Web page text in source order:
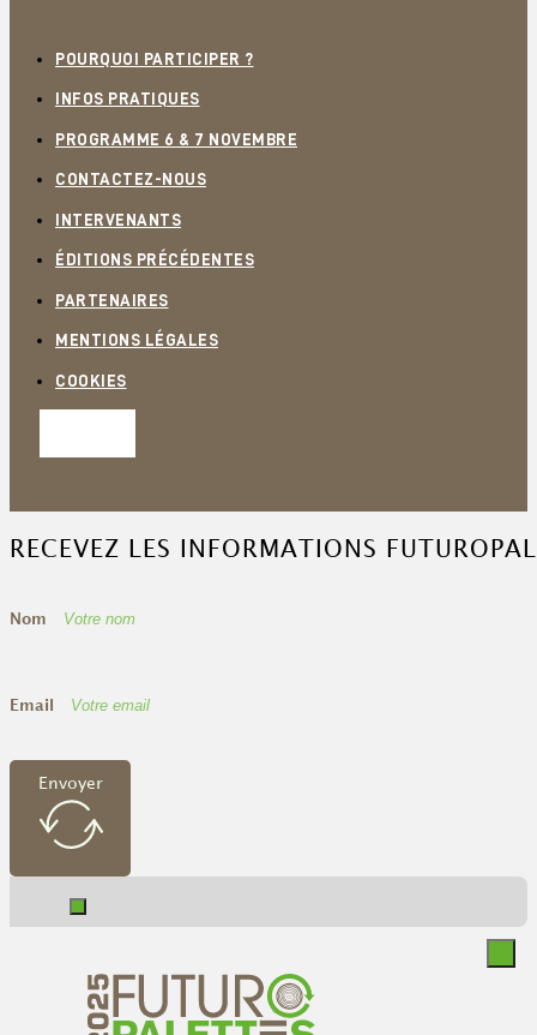
POURQUOI PARTICIPER ?
INFOS PRATIQUES
PROGRAMME 6 & 7 NOVEMBRE
CONTACTEZ-NOUS
INTERVENANTS
ÉDITIONS PRÉCÉDENTES
PARTENAIRES
MENTIONS LÉGALES
COOKIES
RECEVEZ LES INFORMATIONS
Nom
Email
Envoyer